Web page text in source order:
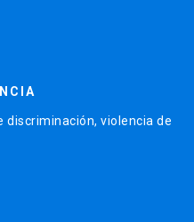
discriminación, violencia de